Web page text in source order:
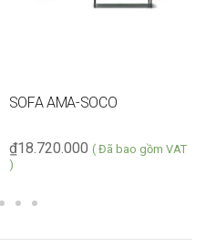
SOFA AMA-SOCO
18.720.000
₫
( Đã bao gồm VAT
)